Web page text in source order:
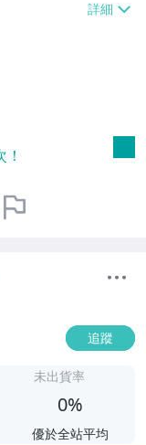
$50000免
運費$6
消費滿$50
追蹤
未出貨率
0%
優於全站平均